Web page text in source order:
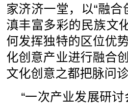
家济济一堂，以“融
滇丰富多彩的民族文
何发挥独特的区位优
化创意产业进行融合
文化创意之都把脉问
“一次产业发展研